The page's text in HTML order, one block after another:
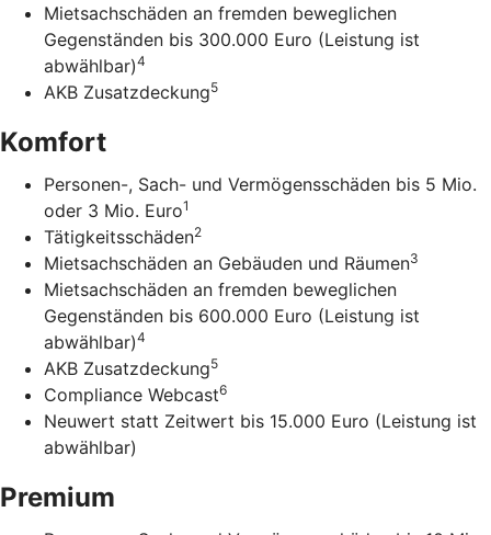
Mietsachschäden an fremden beweglichen
Gegenständen bis 300.000 Euro (Leistung ist
abwählbar)4
AKB Zusatzdeckung5
Komfort
Personen-, Sach- und Vermögensschäden bis 5 Mio.
oder 3 Mio. Euro1
Tätigkeitsschäden2
Mietsachschäden an Gebäuden und Räumen3
Mietsachschäden an fremden beweglichen
Gegenständen bis 600.000 Euro (Leistung ist
abwählbar)4
AKB Zusatzdeckung5
Compliance Webcast6
Neuwert statt Zeitwert bis 15.000 Euro (Leistung ist
abwählbar)
Premium